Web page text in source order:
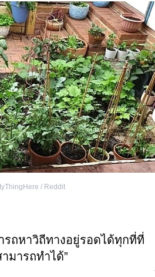
/ Reddit
รถหาวิถีทางอยู่รอดได้ทุกที่ที่
มารถทำได้”